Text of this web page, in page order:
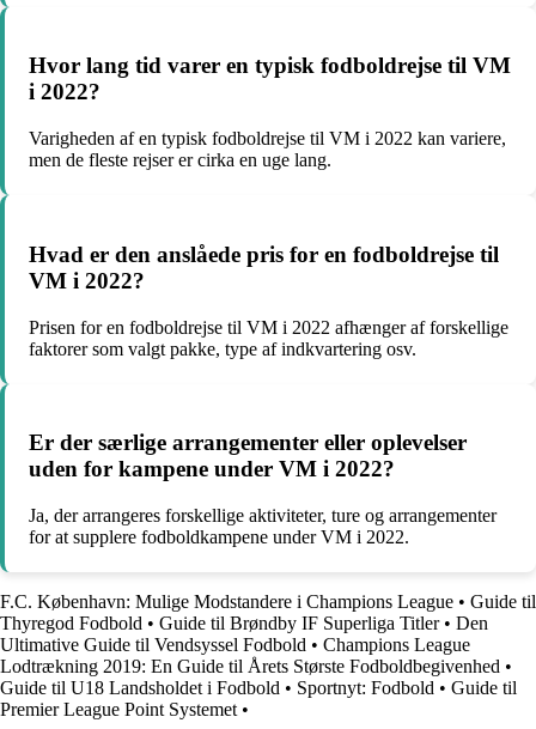
Hvor lang tid varer en typisk fodboldrejse til VM
i 2022?
Varigheden af en typisk fodboldrejse til VM i 2022 kan variere,
men de fleste rejser er cirka en uge lang.
Hvad er den anslåede pris for en fodboldrejse til
VM i 2022?
Prisen for en fodboldrejse til VM i 2022 afhænger af forskellige
faktorer som valgt pakke, type af indkvartering osv.
Er der særlige arrangementer eller oplevelser
uden for kampene under VM i 2022?
Ja, der arrangeres forskellige aktiviteter, ture og arrangementer
for at supplere fodboldkampene under VM i 2022.
F.C. København: Mulige Modstandere i Champions League • Guide til
Thyregod Fodbold • Guide til Brøndby IF Superliga Titler• Den
Ultimative Guide til Vendsyssel Fodbold • Champions League
Lodtrækning 2019: En Guide til Årets Største Fodboldbegivenhed •
Guide til U18 Landsholdet i Fodbold • Sportnyt: Fodbold • Guide til
Premier League Point Systemet •